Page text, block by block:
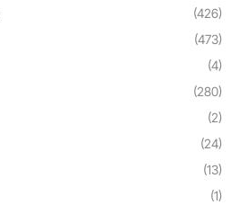
(426)
(473)
(4)
(280)
(2)
(24)
(13)
(1)